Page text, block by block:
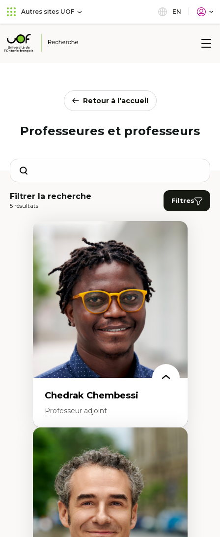
Aller
au
principal
Passer
au
Autres sites UOF EN
Université
Retour à l'accueil
Professeures et professeurs
Search
Filtrer la recherche
5 résultats
Filtres
Chedrak Chembessi
Professeur adjoint
Économie circulaire
Modèles d’affaires durables
Histoire des faits économiques
Gestion durable des ressources naturelles
Écologie industrielle
Aménagement durable du territoire
Développement régional
Coopératives
Télétravail en milieu rural francophone
Transition socio-écologique